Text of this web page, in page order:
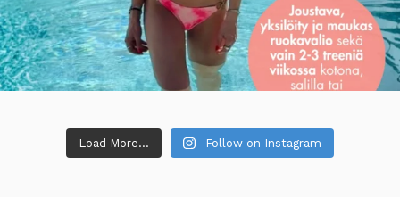
Load More... Follow on Instagram